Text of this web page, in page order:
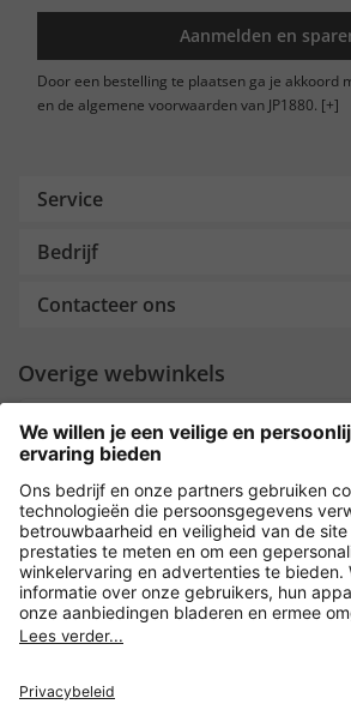
Aanmelden en
Door een bestelling te plaatsen ga je akkoord
en de algemene voorwaarden van JP1880. [+]
Service
Bedrijf
Contacteer ons
Overige webwinkels
Nederland
Payment and Delivery
Versleuteling met